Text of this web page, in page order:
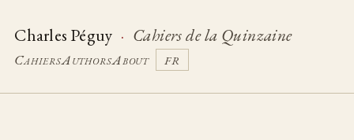
Charles Péguy · Cahiers de la Quinzaine
CahiersAuthorsAbout FR